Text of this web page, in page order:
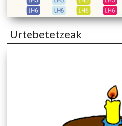
Urtebetetzeak